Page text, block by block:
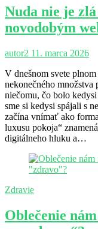
Nuda nie je
novodobým
autor2 11. marca 2026
V dnešnom svete
nekonečného
niečomu, čo bolo
sme si kedysi spájali s
začína vnímať ako
luxusu pokoja“
digitálneho hluku a…
Zdravie
Oblečenie